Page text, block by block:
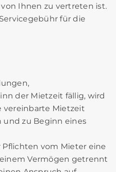
Ihnen zu vertreten ist.
für die
der Mietzeit fällig, wird
vereinbarte Mietzeit
und zu Beginn eines
vom Mieter eine
Vermögen getrennt